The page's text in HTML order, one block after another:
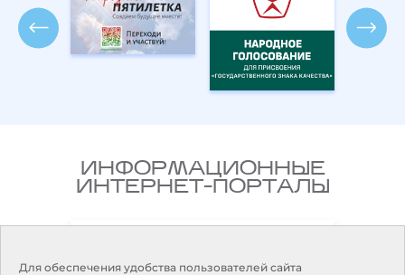
ИНФОРМАЦИОННЫЕ
ИНТЕРНЕТ-ПОРТАЛЫ
Беларусь
Для обеспечения удобства пользователей сайта